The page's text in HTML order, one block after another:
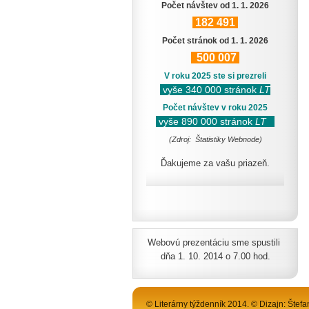
Počet návštev od 1. 1. 2026
182 491
Počet stránok od 1. 1. 2026
500 007
V roku 2025 ste si prezreli
vyše 340 000 stránok LT
Počet návštev v roku 2025
vyše 890 000 stránok LT
(Zdroj: Štatistiky Webnode)
Ďakujeme za vašu priazeň.
Webovú prezentáciu sme spustili
dňa 1. 10. 2014 o 7.00 hod.
© Literárny týždenník 2014. © Dizajn: